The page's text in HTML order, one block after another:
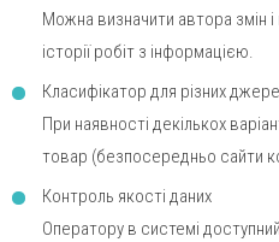
Можна визначити автора змін
історії робіт з інформацією.
Класифікатор для різних
При наявності декількох
товар (безпосередньо сайти
Контроль якості даних
Оператору в системі